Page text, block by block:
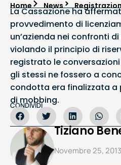
Home News
La Cassazione ha
provvedimento di
un’azienda nei confronti
violando il principio di
registrato le
gli stessi ne fossero a
condotta era finalizzata a
di mobbing.
CONDIVIDI
Tiziano
Novembre 25, 2013